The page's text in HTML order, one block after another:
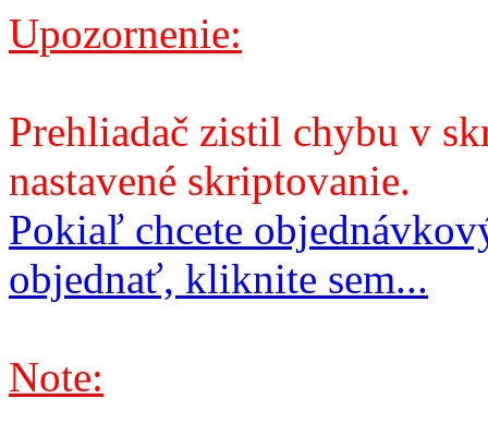
Upozornenie:
Prehliadač zistil chybu v
nastavené skriptovanie.
Pokiaľ chcete
objednať, kliknite sem...
Note: